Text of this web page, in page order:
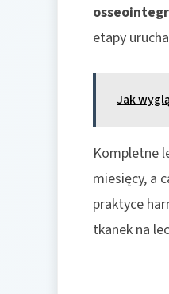
etapy
Jak
Kompletne
miesięcy, a
praktyce
tkanek na